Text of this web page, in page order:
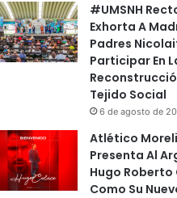
#UMSNH
Exhorta A
Padres
Participar En
Tejido Social
6 de agosto de
Atlético
Presenta Al
Hugo Roberto
Como Su